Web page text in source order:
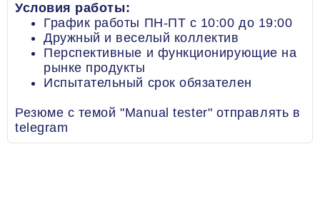
Условия работы:
График работы ПН-ПТ с 10:00 до 19:00
Дружный и веселый коллектив
Перспективные и функционирующие на
рынке продукты
Испытательный срок обязателен
Резюме с темой "Manual tester" отправлять в
telegram